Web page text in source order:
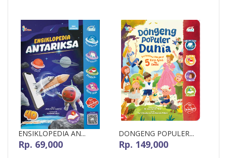
ENSIKLOPEDIA AN...
Rp. 69,000
DONGENG POPULER...
Rp. 149,000